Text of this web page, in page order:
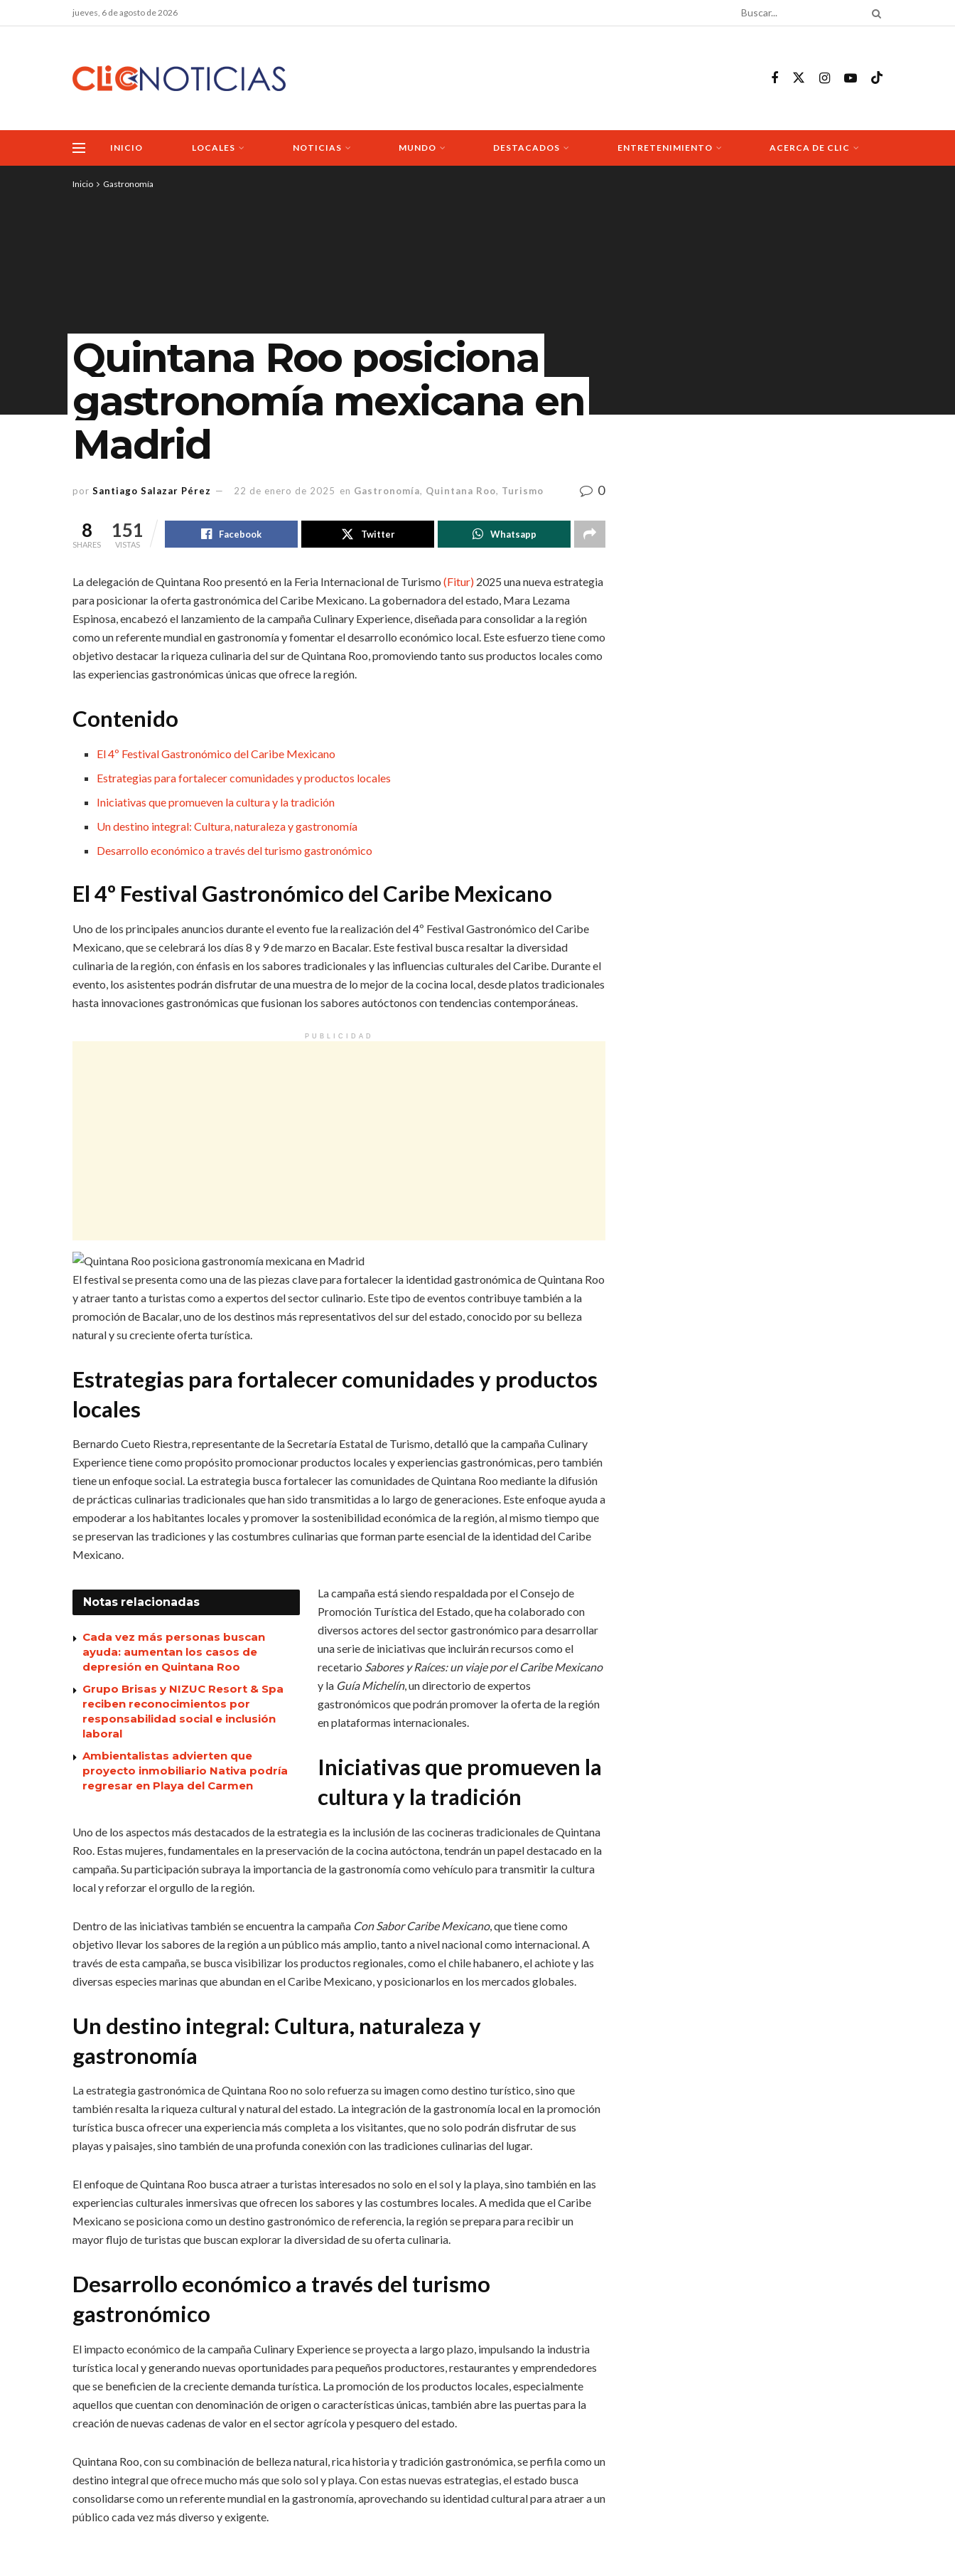
jueves, 6 de agosto de 2026
INICIO LOCALES NOTICIAS MUNDO DESTACADOS ENTRETENIMIENTO ACERCA DE CLIC
Inicio Gastronomía
Quintana Roo posiciona
gastronomía mexicana en
Madrid
por Santiago Salazar Pérez 22 de enero de 2025 en Gastronomía, Quintana Roo, Turismo 0
8
SHARES
151
VISTAS
Facebook Twitter Whatsapp
La delegación de Quintana Roo presentó en la Feria Internacional de Turismo (Fitur) 2025 una nueva estrategia
para posicionar la oferta gastronómica del Caribe Mexicano. La gobernadora del estado, Mara Lezama
Espinosa, encabezó el lanzamiento de la campaña Culinary Experience, diseñada para consolidar a la región
como un referente mundial en gastronomía y fomentar el desarrollo económico local. Este esfuerzo tiene como
objetivo destacar la riqueza culinaria del sur de Quintana Roo, promoviendo tanto sus productos locales como
las experiencias gastronómicas únicas que ofrece la región.
Contenido
El 4º Festival Gastronómico del Caribe Mexicano
Estrategias para fortalecer comunidades y productos locales
Iniciativas que promueven la cultura y la tradición
Un destino integral: Cultura, naturaleza y gastronomía
Desarrollo económico a través del turismo gastronómico
El 4º Festival Gastronómico del Caribe Mexicano
Uno de los principales anuncios durante el evento fue la realización del 4º Festival Gastronómico del Caribe
Mexicano, que se celebrará los días 8 y 9 de marzo en Bacalar. Este festival busca resaltar la diversidad
culinaria de la región, con énfasis en los sabores tradicionales y las influencias culturales del Caribe. Durante el
evento, los asistentes podrán disfrutar de una muestra de lo mejor de la cocina local, desde platos tradicionales
hasta innovaciones gastronómicas que fusionan los sabores autóctonos con tendencias contemporáneas.
PUBLICIDAD
El festival se presenta como una de las piezas clave para fortalecer la identidad gastronómica de Quintana Roo
y atraer tanto a turistas como a expertos del sector culinario. Este tipo de eventos contribuye también a la
promoción de Bacalar, uno de los destinos más representativos del sur del estado, conocido por su belleza
natural y su creciente oferta turística.
Estrategias para fortalecer comunidades y productos
locales
Bernardo Cueto Riestra, representante de la Secretaría Estatal de Turismo, detalló que la campaña Culinary
Experience tiene como propósito promocionar productos locales y experiencias gastronómicas, pero también
tiene un enfoque social. La estrategia busca fortalecer las comunidades de Quintana Roo mediante la difusión
de prácticas culinarias tradicionales que han sido transmitidas a lo largo de generaciones. Este enfoque ayuda a
empoderar a los habitantes locales y promover la sostenibilidad económica de la región, al mismo tiempo que
se preservan las tradiciones y las costumbres culinarias que forman parte esencial de la identidad del Caribe
Mexicano.
Notas relacionadas
Cada vez más personas buscan
ayuda: aumentan los casos de
depresión en Quintana Roo
Grupo Brisas y NIZUC Resort & Spa
reciben reconocimientos por
responsabilidad social e inclusión
laboral
Ambientalistas advierten que
proyecto inmobiliario Nativa podría
regresar en Playa del Carmen
La campaña está siendo respaldada por el Consejo de
Promoción Turística del Estado, que ha colaborado con
diversos actores del sector gastronómico para desarrollar
una serie de iniciativas que incluirán recursos como el
recetario Sabores y Raíces: un viaje por el Caribe Mexicano
y la Guía Michelín, un directorio de expertos
gastronómicos que podrán promover la oferta de la región
en plataformas internacionales.
Iniciativas que promueven la
cultura y la tradición
Uno de los aspectos más destacados de la estrategia es la inclusión de las cocineras tradicionales de Quintana
Roo. Estas mujeres, fundamentales en la preservación de la cocina autóctona, tendrán un papel destacado en la
campaña. Su participación subraya la importancia de la gastronomía como vehículo para transmitir la cultura
local y reforzar el orgullo de la región.
Dentro de las iniciativas también se encuentra la campaña Con Sabor Caribe Mexicano, que tiene como
objetivo llevar los sabores de la región a un público más amplio, tanto a nivel nacional como internacional. A
través de esta campaña, se busca visibilizar los productos regionales, como el chile habanero, el achiote y las
diversas especies marinas que abundan en el Caribe Mexicano, y posicionarlos en los mercados globales.
Un destino integral: Cultura, naturaleza y
gastronomía
La estrategia gastronómica de Quintana Roo no solo refuerza su imagen como destino turístico, sino que
también resalta la riqueza cultural y natural del estado. La integración de la gastronomía local en la promoción
turística busca ofrecer una experiencia más completa a los visitantes, que no solo podrán disfrutar de sus
playas y paisajes, sino también de una profunda conexión con las tradiciones culinarias del lugar.
El enfoque de Quintana Roo busca atraer a turistas interesados no solo en el sol y la playa, sino también en las
experiencias culturales inmersivas que ofrecen los sabores y las costumbres locales. A medida que el Caribe
Mexicano se posiciona como un destino gastronómico de referencia, la región se prepara para recibir un
mayor flujo de turistas que buscan explorar la diversidad de su oferta culinaria.
Desarrollo económico a través del turismo
gastronómico
El impacto económico de la campaña Culinary Experience se proyecta a largo plazo, impulsando la industria
turística local y generando nuevas oportunidades para pequeños productores, restaurantes y emprendedores
que se beneficien de la creciente demanda turística. La promoción de los productos locales, especialmente
aquellos que cuentan con denominación de origen o características únicas, también abre las puertas para la
creación de nuevas cadenas de valor en el sector agrícola y pesquero del estado.
Quintana Roo, con su combinación de belleza natural, rica historia y tradición gastronómica, se perfila como un
destino integral que ofrece mucho más que solo sol y playa. Con estas nuevas estrategias, el estado busca
consolidarse como un referente mundial en la gastronomía, aprovechando su identidad cultural para atraer a un
público cada vez más diverso y exigente.